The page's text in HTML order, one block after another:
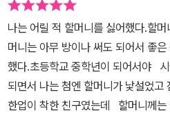
다.
만 외롭게 계시는 부모님과 홀로 계
고는 지금보다 더 그들을 이해하자고
잊혀졌던 '누구나 다 나이가 들어 노
해 본다.
가 나타나는 무서운 꿈을 꾸는 장면에
신 친정아버지도 그렇고, 시아버님도
거나 겁을 주거나 놀리는 말투를 쓰
하신다. 이를 곧이곧대로 받아 들여
하는 아이들이 이 작품을 통해애정
조금이나마 깨달았으면 좋겠다. <태진아 팬클럽 회장님>에서는 노년
나는 어릴 적 할머니를 싫어했다.할
머니는 아무 방이나 써도 되어서 좋
했다.초등학교 중학년이 되어서야
되면서 나는 첨엔 할머니가 낯설었고
한업이 착한 친구였는데 할머니께는